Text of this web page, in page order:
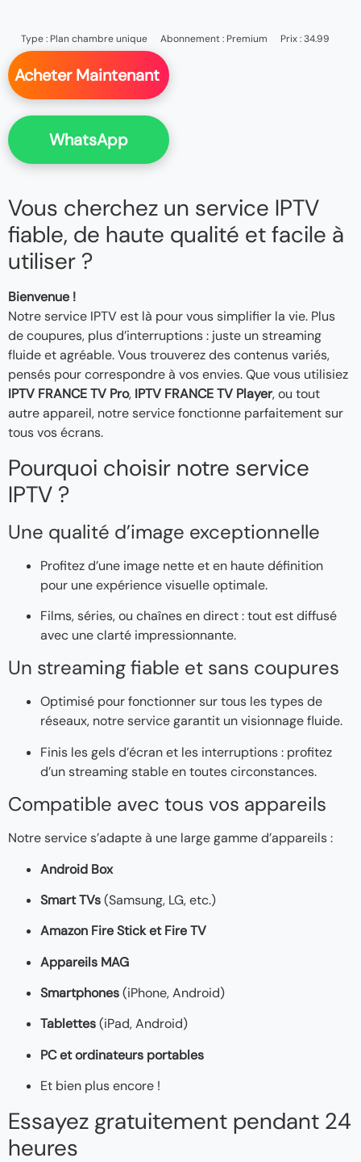
Type : Plan chambre unique Abonnement : Premium Prix : 34.99
Acheter Maintenant
WhatsApp
Vous cherchez un service IPTV
fiable, de haute qualité et facile à
utiliser ?
Bienvenue !
Notre service IPTV est là pour vous simplifier la vie. Plus
de coupures, plus d’interruptions : juste un streaming
fluide et agréable. Vous trouverez des contenus variés,
pensés pour correspondre à vos envies. Que vous utilisiez
IPTV FRANCE TV Pro, IPTV FRANCE TV Player, ou tout
autre appareil, notre service fonctionne parfaitement sur
tous vos écrans.
Pourquoi choisir notre service
IPTV ?
Une qualité d’image exceptionnelle
Profitez d’une image nette et en haute définition
pour une expérience visuelle optimale.
Films, séries, ou chaînes en direct : tout est diffusé
avec une clarté impressionnante.
Un streaming fiable et sans coupures
Optimisé pour fonctionner sur tous les types de
réseaux, notre service garantit un visionnage fluide.
Finis les gels d’écran et les interruptions : profitez
d’un streaming stable en toutes circonstances.
Compatible avec tous vos appareils
Notre service s’adapte à une large gamme d’appareils :
Android Box
Smart TVs(Samsung, LG, etc.)
Amazon Fire Stick et Fire TV
Appareils MAG
Smartphones(iPhone, Android)
Tablettes(iPad, Android)
PC et ordinateurs portables
Et bien plus encore !
Essayez gratuitement pendant 24
heures